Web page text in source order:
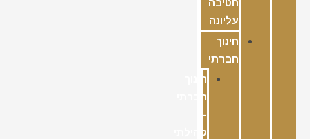
חטיבה
עליונה
חינוך
חברתי
חינוך
חברתי
–
קהילתי